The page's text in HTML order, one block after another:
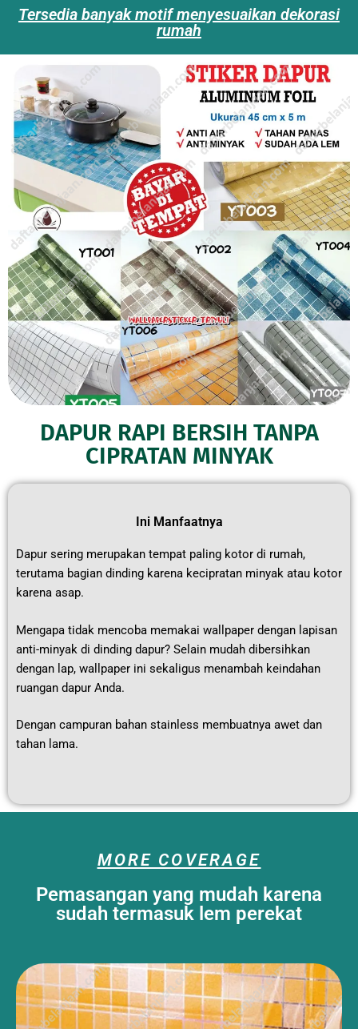
Tersedia banyak motif menyesuaikan dekorasi
rumah
DAPUR RAPI BERSIH TANPA
CIPRATAN MINYAK
Ini Manfaatnya
Dapur sering merupakan tempat paling kotor di rumah,
terutama bagian dinding karena kecipratan minyak atau kotor
karena asap.
Mengapa tidak mencoba memakai wallpaper dengan lapisan
anti-minyak di dinding dapur? Selain mudah dibersihkan
dengan lap, wallpaper ini sekaligus menambah keindahan
ruangan dapur Anda.
Dengan campuran bahan stainless membuatnya awet dan
tahan lama.
MORE COVERAGE
Pemasangan yang mudah karena
sudah termasuk lem perekat